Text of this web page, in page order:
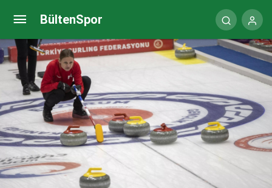
BültenSpor
Yüzmede 5 sporcumuz elemeleri geçemedi